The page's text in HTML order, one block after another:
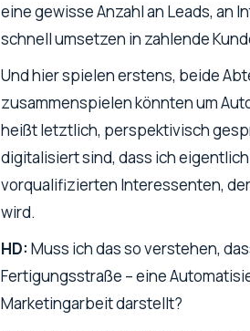
eine gewisse Anzahl an Leads, an
schnell umsetzen in zahlende
Und hier spielen erstens, beide
zusammenspielen könnten um
heißt letztlich, perspektivisch
digitalisiert sind, dass ich
vorqualifizierten Interessenten,
wird.
HD: Muss ich das so verstehen,
Fertigungsstraße – eine
Marketingarbeit darstellt?